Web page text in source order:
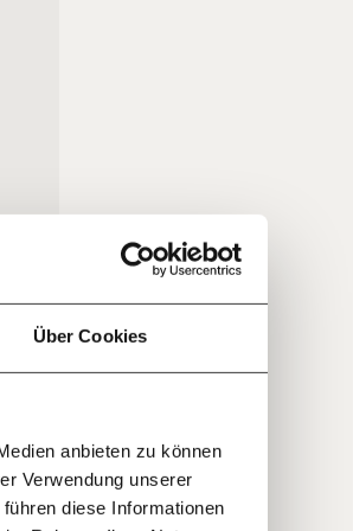
Über Cookies
anbieten zu können
Verwendung unserer
diese Informationen
die
100€ €